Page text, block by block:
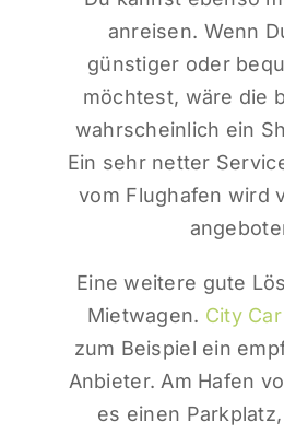
anreisen. Wenn
günstiger oder
möchtest, wäre die
wahrscheinlich ein
Ein sehr netter
vom Flughafen wird
Eine weitere gute
Mietwagen. City
zum Beispiel ein
Anbieter. Am Hafen
es einen